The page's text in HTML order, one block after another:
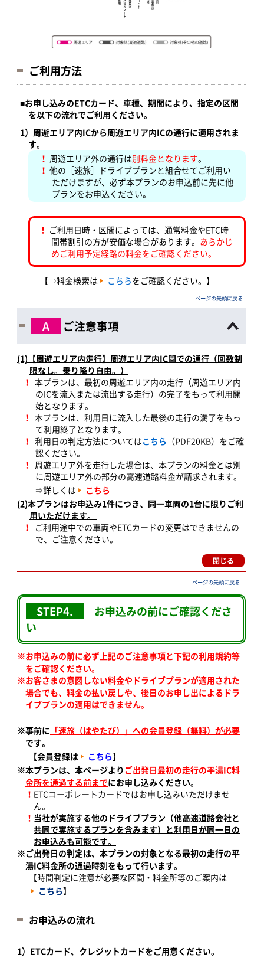
ご利用方法
■お申し込みのETCカード、車種、期間により、 指定の区間
を以下の流れでご利用ください。
1） 周遊エリア内ICから周遊エリア内ICの通行に適用されま
す。
！ 周遊エリア外の通行は別料金となります。
！ 他の［速旅］ドライブプランと組合せてご利用い
ただけますが、必ず本プランのお申込前に先に他
プランをお申込ください。
！ ご利用日時・区間によっては、通常料金やETC時
間帯割引の方が安価な場合があります。 あらかじ
めご利用予定経路の料金をご確認ください。
【⇒料金検索は こちらをご確認ください。】
ページの先頭に戻る
A ご注意事項
(1) 【周遊エリア内走行】周遊エリア内IC間での通行（回数制
限なし。乗り降り自由。）
！ 本プランは、最初の周遊エリア内の走行（周遊エリア内
のICを流入または流出する走行）の完了をもって利用開
始となります。
！ 本プランは、利用日に流入した最後の走行の満了をもっ
て利用終了となります。
！ 利用日の判定方法についてはこちら （PDF20KB）をご確
認ください。
！ 周遊エリア外を走行した場合は、本プランの料金とは別
に周遊エリア外の部分の高速道路料金が請求されます。
⇒詳しくは
こちら
(2)本プランはお申込み1件につき、同一車両の1台に限りご利
用いただけます。
！ ご利用途中での車両やETCカードの変更はできませんの
で、ご注意ください。
閉じる
ページの先頭に戻る
STEP4. お申込みの前にご確認くださ
い
※お申込みの前に必ず上記のご注意事項と下記の利用規約等
をご確認ください。
※お客さまの意図しない料金やドライブプランが適用された
場合でも、料金の払い戻しや、後日のお申し出によるドラ
イブプランの適用はできません。
※事前に 「速旅（はやたび）」への会員登録（無料）が必要
です。
【会員登録は
こちら】
※本プランは、本ページより ご出発日最初の走行の平湯IC料
金所を通過する前までにお申し込みください。
！ ETCコーポレートカードではお申し込みいただけませ
ん。
！ 当社が実施する他のドライブプラン（他高速道路会社と
共同で実施するプランを含みます）と利用日が同一日の
お申込みも可能です。
※ご出発日の判定は、本プランの対象となる最初の走行の平
湯IC料金所の通過時刻をもって行います。
【時間判定に注意が必要な区間・料金所等のご案内は
こちら】
お申込みの流れ
1） ETCカード、クレジットカードをご用意ください。